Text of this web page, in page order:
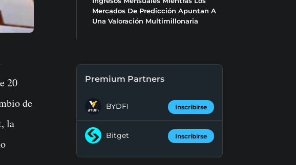
20
de
la
Mercados De Predicción Apuntan A
Una Valoración Multimillonaria
Premium Partners
BYDFI Inscribirse
Bitget Inscribirse